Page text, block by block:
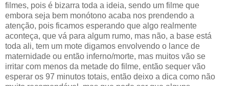
filmes, pois é bizarra toda a ideia, sendo um filme que
embora seja bem monótono acaba nos prendendo a
atenção, pois ficamos esperando que algo realmente
aconteça, que vá para algum rumo, mas não, a base está
toda ali, tem um mote digamos envolvendo o lance de
maternidade ou então inferno/morte, mas muitos vão se
irritar com menos da metade do filme, então sequer vão
esperar os 97 minutos totais, então deixo a dica como não